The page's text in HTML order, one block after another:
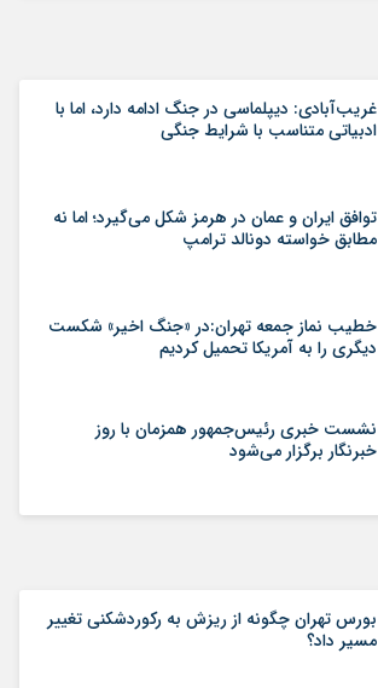
غریب‌آبادی: دیپلماسی در جنگ ادامه دارد، اما با
ادبیاتی متناسب با شرایط جنگی
توافق ایران و عمان در هرمز شکل می‌گیرد؛ اما نه
مطابق خواسته دونالد ترامپ
خطیب نماز جمعه تهران:در «جنگ اخیر» شکست
دیگری را به آمریکا تحمیل کردیم
نشست خبری رئیس‌جمهور همزمان با روز
خبرنگار برگزار می‌شود
بورس تهران چگونه از ریزش به رکوردشکنی تغییر
مسیر داد؟